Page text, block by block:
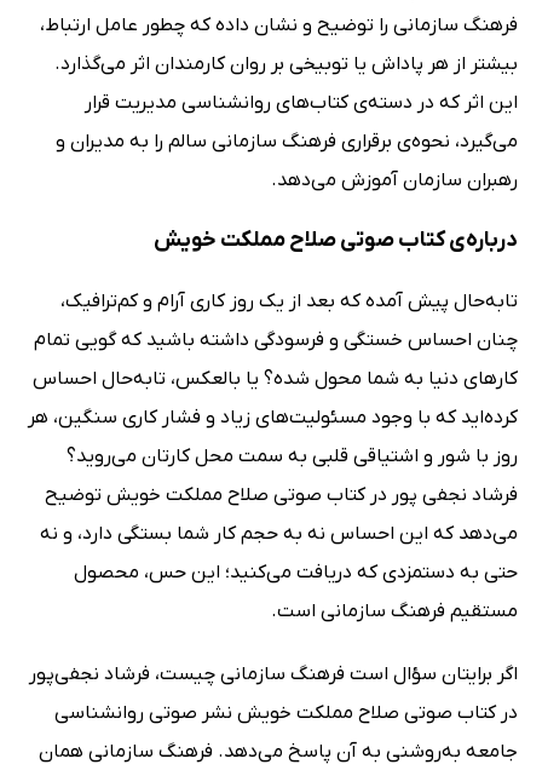
فرهنگ سازمانی را توضیح و نشان داده که چطور عامل ارتباط،
بیشتر از هر پاداش یا توبیخی بر روان کارمندان اثر می‌گذارد.
این اثر که در دسته‌ی کتاب‌های روانشناسی مدیریت قرار
می‌گیرد، نحوه‌ی برقراری فرهنگ سازمانی سالم را به مدیران و
رهبران سازمان آموزش می‌دهد.
درباره‌ی کتاب صوتی صلاح مملکت خویش
تابه‌حال پیش آمده که بعد از یک روز کاری آرام و کم‌ترافیک،
چنان احساس خستگی و فرسودگی داشته باشید که گویی تمام
کارهای دنیا به شما محول شده؟ یا بالعکس، تابه‌حال احساس
کرده‌اید که با وجود مسئولیت‌های زیاد و فشار کاری سنگین، هر
روز با شور و اشتیاقی قلبی به سمت محل کارتان می‌روید؟
فرشاد نجفی پور در کتاب صوتی صلاح مملکت خویش توضیح
می‌دهد که این احساس نه به حجم کار شما بستگی دارد‌، و نه
حتی به دستمزدی که دریافت می‌کنید؛ این حس، محصول
مستقیم فرهنگ سازمانی است.
اگر برایتان سؤال است فرهنگ سازمانی چیست، فرشاد نجفی‌پور
در کتاب صوتی صلاح مملکت خویش نشر صوتی روانشناسی
جامعه به‌روشنی به آن پاسخ می‌دهد. فرهنگ سازمانی همان